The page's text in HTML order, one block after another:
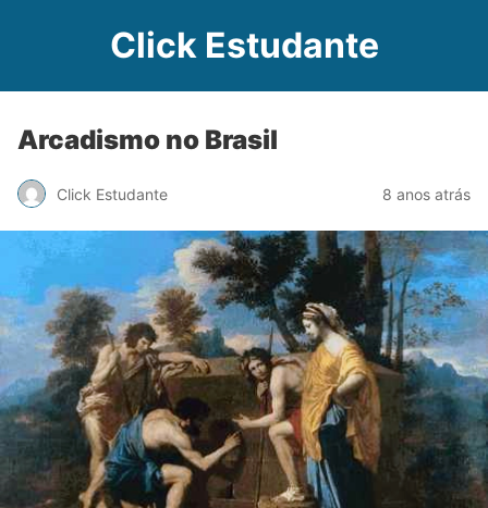
Click Estudante
Arcadismo no Brasil
Click Estudante 8 anos atrás